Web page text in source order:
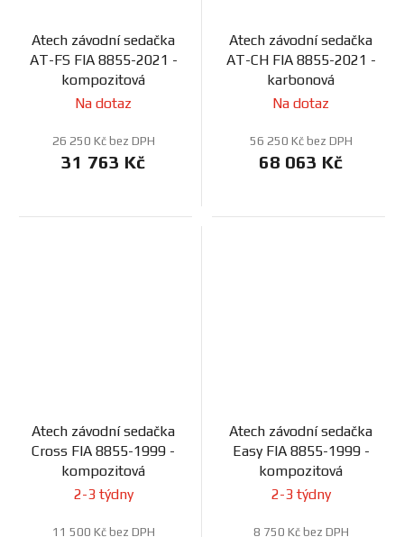
Atech závodní sedačka
AT-FS FIA 8855-2021 -
kompozitová
Na dotaz
26 250 Kč bez DPH
31 763 Kč
Atech závodní sedačka
AT-CH FIA 8855-2021 -
karbonová
Na dotaz
56 250 Kč bez DPH
68 063 Kč
Atech závodní sedačka
Cross FIA 8855-1999 -
kompozitová
2-3 týdny
11 500 Kč bez DPH
Atech závodní sedačka
Easy FIA 8855-1999 -
kompozitová
2-3 týdny
8 750 Kč bez DPH